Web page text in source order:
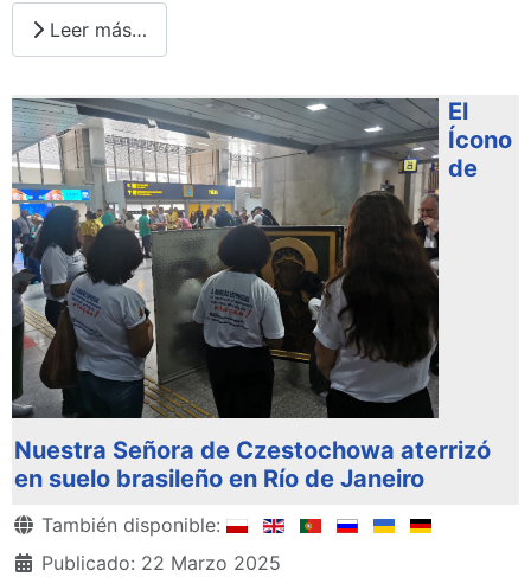
Leer más…
El
Ícono
de
Nuestra Señora de Czestochowa aterrizó
en suelo brasileño en Río de Janeiro
Detalles
También disponible:
Publicado: 22 Marzo 2025